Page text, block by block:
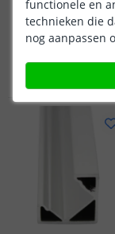
functionele en
technieken die
nog aanpassen